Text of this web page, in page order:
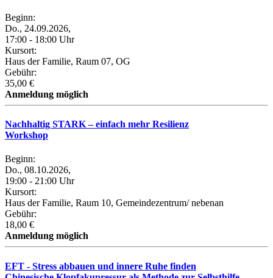
Beginn:
Do., 24.09.2026,
17:00 - 18:00 Uhr
Kursort:
Haus der Familie, Raum 07, OG
Gebühr:
35,00 €
Anmeldung möglich
Nachhaltig STARK – einfach mehr Resilienz
Workshop
Beginn:
Do., 08.10.2026,
19:00 - 21:00 Uhr
Kursort:
Haus der Familie, Raum 10, Gemeindezentrum/ nebenan
Gebühr:
18,00 €
Anmeldung möglich
EFT - Stress abbauen und innere Ruhe finden